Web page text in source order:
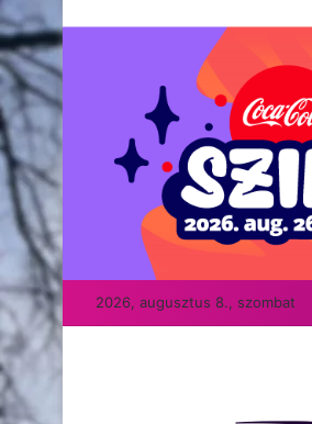
2026, augusztus 8., szombat